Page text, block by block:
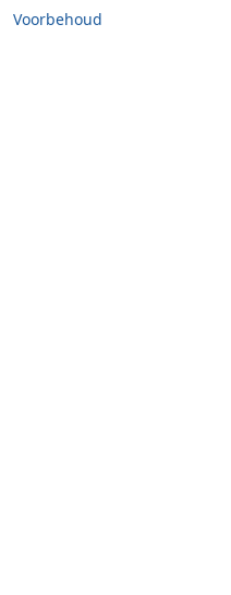
Voorbehoud